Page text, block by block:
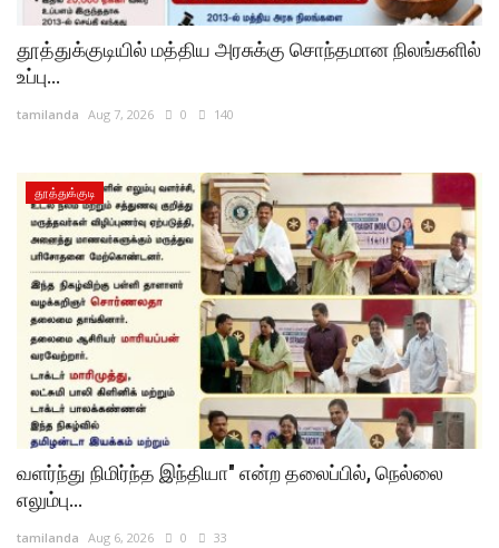
தூத்துக்குடியில் மத்திய அரசுக்கு சொந்தமான நிலங்களில்
உப்பு...
tamilanda Aug 7, 2026 0 140
தூத்துக்குடி
வளர்ந்து நிமிர்ந்த இந்தியா" என்ற தலைப்பில், நெல்லை
எலும்பு...
tamilanda Aug 6, 2026 0 33